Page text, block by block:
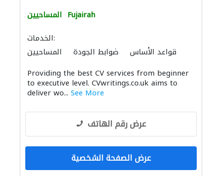
المساحيين Fujairah
الخدمات:
المساحيين
ضوابط الجودة
قواعد الأساس
Providing the best CV services from beginner
to executive level. CVwritings.co.uk aims to
deliver wo... See More
عرض رقم الهاتف
عرض الصفحة الشخصية